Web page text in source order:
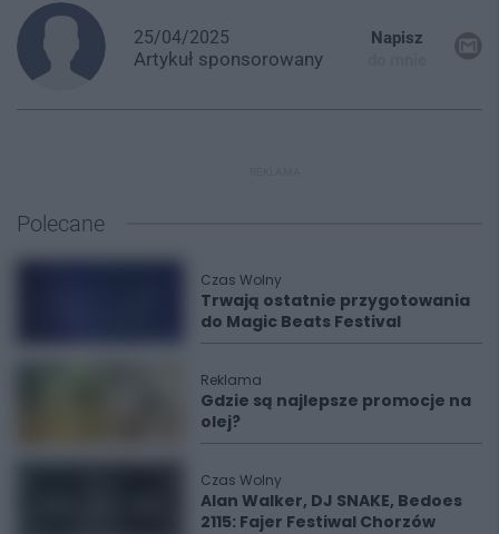
25/04/2025
Artykuł sponsorowany
Napisz
Polecane
Czas Wolny
Trwają ostatnie przygotowania
do Magic Beats Festival
Reklama
Gdzie są najlepsze promocje na
olej?
Czas Wolny
Alan Walker, DJ SNAKE, Bedoes
2115: Fajer Festiwal Chorzów